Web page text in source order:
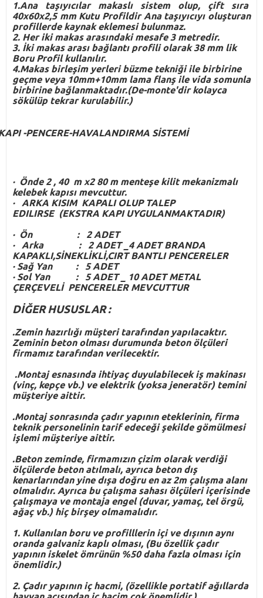
1.Ana taşıyıcılar makaslı sistem olup, çift sıra
40x60x2,5 mm Kutu Profildir Ana taşıyıcıyı oluşturan
profillerde kaynak eklemesi bulunmaz.
2. Her iki makas arasındaki mesafe 3 metredir.
3. İki makas arası bağlantı profili olarak 38 mm lik
Boru Profil kullanılır.
4.Makas birleşim yerleri büzme tekniği ile birbirine
geçme veya 10mm+10mm lama flanş ile vida somunla
birbirine bağlanmaktadır.(De-monte'dir kolayca
sökülüp tekrar kurulabilir.)
-PENCERE-HAVALANDIRMA SİSTEMİ
· Önde 2 , 40 m x2 80 m menteşe kilit mekanizmalı
kelebek kapısı mevcuttur.
· ARKA KISIM KAPALI OLUP TALEP
EDILIRSE (EKSTRA KAPI UYGULANMAKTADIR)
· Ön : 2 ADET
· Arka : 2 ADET _4 ADET BRANDA
KAPAKLI,SİNEKLİKLİ,CIRT BANTLI PENCERELER
· Sağ Yan : 5 ADET
· Sol Yan : 5 ADET _ 10 ADET METAL
ÇERÇEVELİ PENCERELER MEVCUTTUR
DİĞER HUSUSLAR :
.Zemin hazırlığı müşteri tarafından yapılacaktır.
Zeminin beton olması durumunda beton ölçüleri
firmamız tarafından verilecektir.
.Montaj esnasında ihtiyaç duyulabilecek iş makinası
(vinç, kepçe vb.) ve elektrik (yoksa jeneratör) temini
müşteriye aittir.
.Montaj sonrasında çadır yapının eteklerinin, firma
teknik personelinin tarif edeceği şekilde gömülmesi
işlemi müşteriye aittir.
.Beton zeminde, firmamızın çizim olarak verdiği
ölçülerde beton atılmalı, ayrıca beton dış
kenarlarından yine dışa doğru en az 2m çalışma alanı
olmalıdır. Ayrıca bu çalışma sahası ölçüleri içerisinde
çalışmaya ve montaja engel (duvar, yamaç, tel örgü,
ağaç vb.) hiç birşey olmamalıdır.
1. Kullanılan boru ve profilllerin içi ve dışının aynı
oranda galvaniz kaplı olması, (Bu özellik çadır
yapının iskelet ömrünün %50 daha fazla olması için
önemlidir.)
2. Çadır yapının iç hacmi, (özellikle portatif ağıllarda